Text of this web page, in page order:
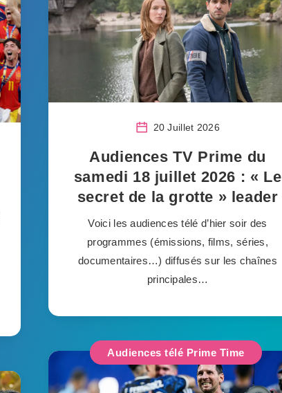
20 Juillet 2026
Audiences TV Prime du
samedi 18 juillet 2026 : « Le
secret de la grotte » leader
Voici les audiences télé d’hier soir des
programmes (émissions, films, séries,
documentaires…) diffusés sur les chaînes
principales…
Audiences télé Prime Time